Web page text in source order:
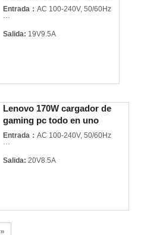
Modelo: A12-20V3.25A yoga
Marca del producto:
adaptador de notebook
Entrada： AC 100-240V, 50/60Hz
Salida: 19V9.5A
Garantía:3 años
Calidad:Mejor calidad certificada
Modelo: A190-19V9.5A
5.5*2.5mm
Lenovo 170W cargador de
gaming pc todo en uno
adaptador de notebook
Entrada： AC 100-240V, 50/60Hz
Salida: 20V8.5A
Garantía:3 años
»